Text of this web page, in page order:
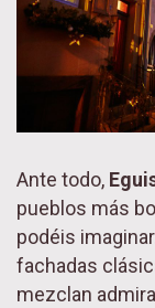
Ante todo,
pueblos más
podéis
fachadas
mezclan